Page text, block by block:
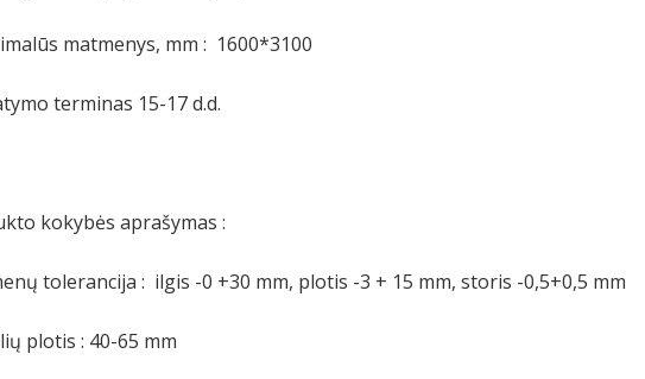
matmenys, mm : 1600*3100
terminas 15-17 d.d.
kokybės aprašymas :
tolerancija : ilgis -0 +30 mm, plotis -3 + 15 mm, storis -0,5+0,5 mm
plotis : 40-65 mm